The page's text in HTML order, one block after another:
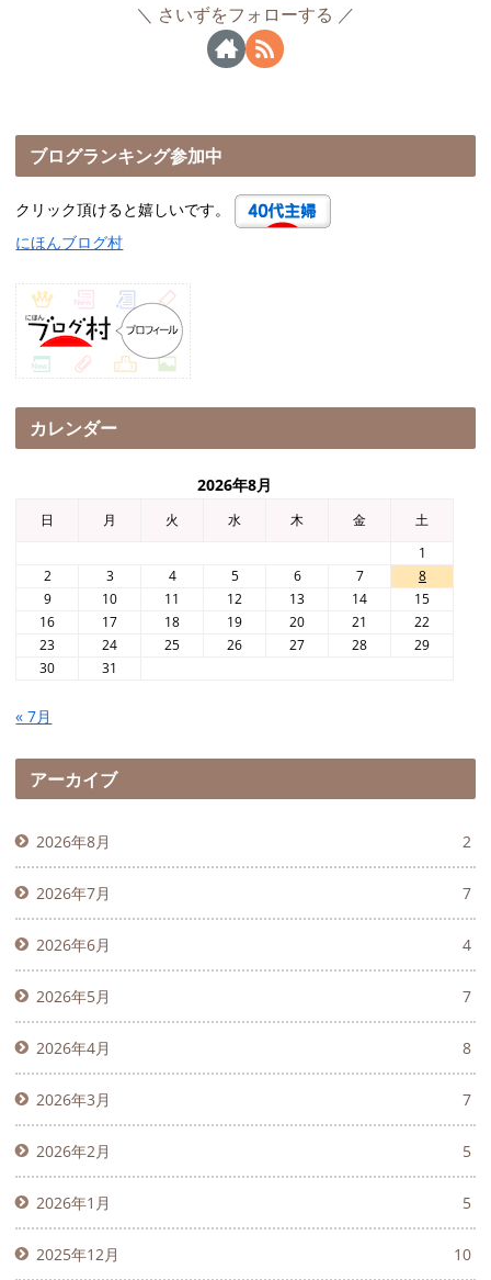
さいずをフォローする
ブログランキング参加中
クリック頂けると嬉しいです。
にほんブログ村
カレンダー
2026年8月
日 月 火 水 木 金
土
1
2
3 4 5 6 7
8
9
10 11 12 13 14
15
16
17 18 19 20 21
22
23
24 25 26 27 28
29
30
31
« 7月
アーカイブ
2026年8月 2
2026年7月 7
2026年6月 4
2026年5月 7
2026年4月 8
2026年3月 7
2026年2月 5
2026年1月 5
2025年12月 10